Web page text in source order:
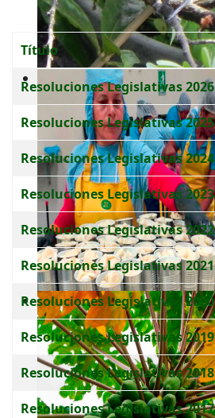
Tabla de artículos
Título
Resoluciones Legislativas 2026
Resoluciones Legislativas 2025
Resoluciones Legislativas 2024
Resoluciones Legislativas 2023
Resoluciones Legislativas 2022
Resoluciones Legislativas 2021
Resoluciones Legislativas 2020
Resoluciones Legislativas 2019
Resoluciones Legislativas 2018
Resoluciones Legislativas 2017